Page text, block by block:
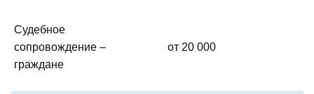
Судебное
сопровождение –
граждане
от 20 000